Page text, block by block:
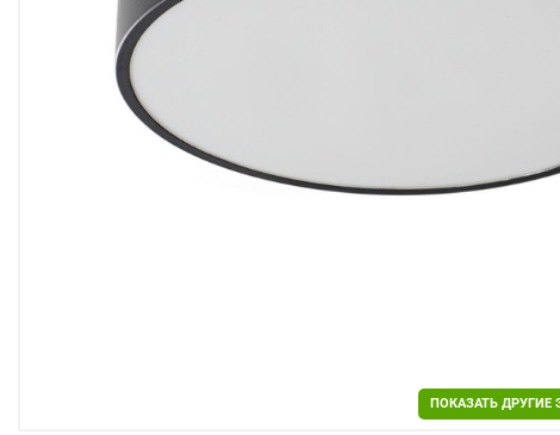
Охранные системы
РАСПРОДАЖА
ПОКАЗАТЬ